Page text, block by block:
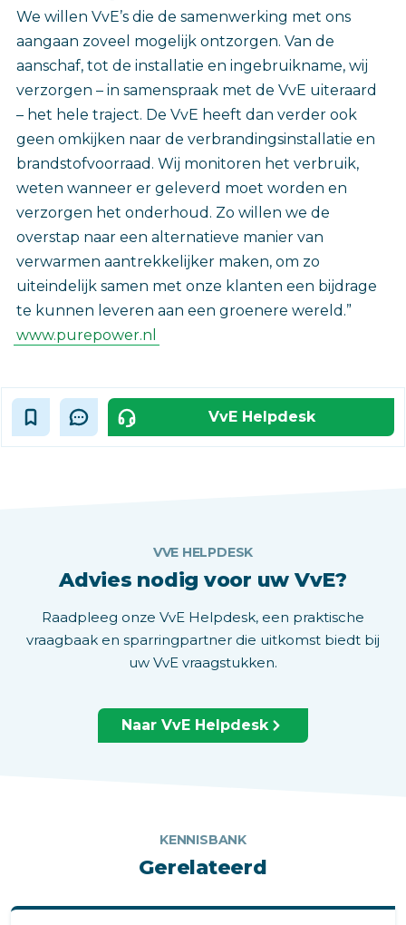
We willen VvE’s die de samenwerking met ons
aangaan zoveel mogelijk ontzorgen. Van de
aanschaf, tot de installatie en ingebruikname, wij
verzorgen – in samenspraak met de VvE uiteraard
– het hele traject. De VvE heeft dan verder ook
geen omkijken naar de verbrandingsinstallatie en
brandstofvoorraad. Wij monitoren het verbruik,
weten wanneer er geleverd moet worden en
verzorgen het onderhoud. Zo willen we de
overstap naar een alternatieve manier van
verwarmen aantrekkelijker maken, om zo
uiteindelijk samen met onze klanten een bijdrage
te kunnen leveren aan een groenere wereld.”
www.purepower.nl
VvE Helpdesk
VVE HELPDESK
Advies nodig voor uw VvE?
Raadpleeg onze VvE Helpdesk, een praktische
vraagbaak en sparringpartner die uitkomst biedt bij
uw VvE vraagstukken.
Naar VvE Helpdesk
KENNISBANK
Gerelateerd